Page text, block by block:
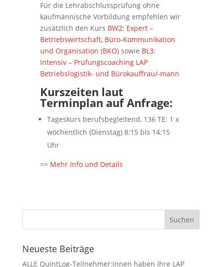
Für die Lehrabschlussprüfung ohne
kaufmännische Vorbildung empfehlen wir
zusätzlich den Kurs BW2: Expert –
Betriebswirtschaft, Büro-Kommunikation
und Organisation (BKO)sowie BL3:
Intensiv – Prüfungscoaching LAP
Betriebslogistik- und Bürokauffrau/-mann
Kurszeiten laut
Terminplan auf Anfrage:
Tageskurs berufsbegleitend, 136 TE: 1 x
wöchentlich (Dienstag) 8:15 bis 14:15
Uhr
=> Mehr Info und Details
Neueste Beiträge
ALLE QuintLog-Teilnehmer:innen haben ihre LAP